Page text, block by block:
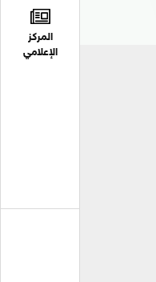
المركز
الإعلامي